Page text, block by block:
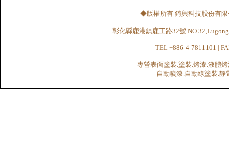
◆版權所有 錡興科技股份有限
彰化縣鹿港鎮鹿工路32號
TEL +886-4-7811101 |
專營表面塗裝.塗裝.烤漆.液體
自動噴漆.自動線塗裝.